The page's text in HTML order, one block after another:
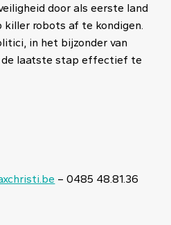
door als eerste land
killer robots af te kondigen.
in het bijzonder van
de laatste stap effectief te
– 0485 48.81.36